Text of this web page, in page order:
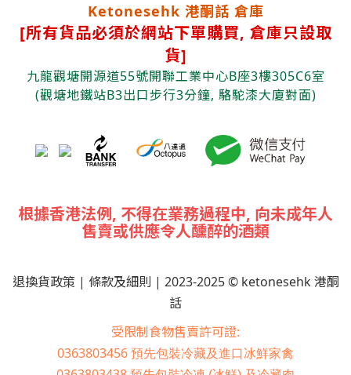
Ketonesehk 港酮話 倉庫
[所有貨品必須於網站下單購買, 倉庫只設取
貨]
九龍觀塘開源道55號開聯工業中心B座3樓305C6室
(觀塘地鐵站B3出口步行3分鐘, 駱駝漆大廈對面)
根據香港法例, 不得在業務過程中, 向未成年人
售賣或供應令人醺醉的酒類
退換貨政策 | 條款及細則 | 2023-2025 © ketonesehk 港酮
話
受限制食物售賣許可證:
0363803456 預先包裝冷藏及進口冰鮮家禽